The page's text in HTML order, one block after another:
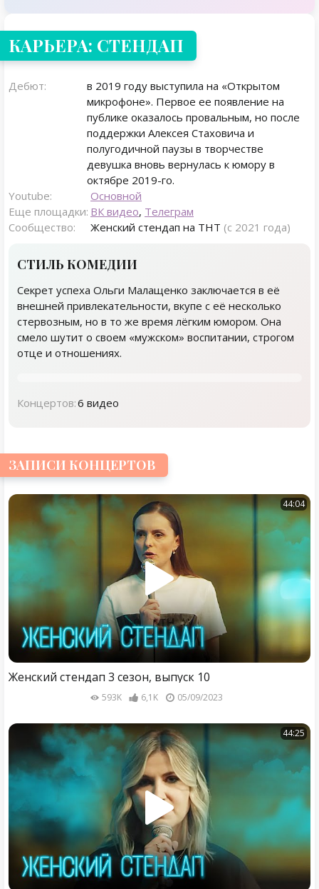
КАРЬЕРА: СТЕНДАП
Дебют:
в 2019 году выступила на «Открытом
микрофоне». Первое ее появление на
публике оказалось провальным, но после
поддержки Алексея Стаховича и
полугодичной паузы в творчестве
девушка вновь вернулась к юмору в
октябре 2019-го.
Youtube:
Основной
Еще площадки: ВК видео, Телеграм
Сообщество:
Женский стендап на ТНТ (с 2021 года)
CТИЛЬ КОМЕДИИ
Секрет успеха Ольги Малащенко заключается в её
внешней привлекательности, вкупе с её несколько
стервозным, но в то же время лёгким юмором. Она
смело шутит о своем «мужском» воспитании, строгом
отце и отношениях.
Концертов:6 видео
ЗАПИСИ КОНЦЕРТОВ
44:04
Женский стендап 3 сезон, выпуск 10
593K 6,1K 05/09/2023
44:25